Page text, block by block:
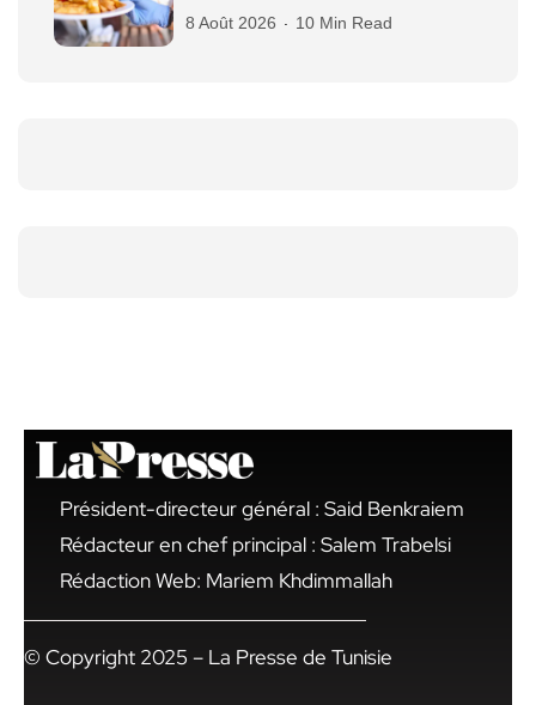
8 Août 2026 10 Min Read
Président-directeur général : Said Benkraiem
Rédacteur en chef principal : Salem Trabelsi
Rédaction Web: Mariem Khdimmallah
© Copyright 2025 – La Presse de Tunisie